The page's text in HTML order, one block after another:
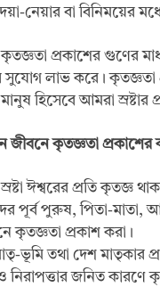
নেয়ার বা বিনিময়ের
কৃতজ্ঞতা প্রকাশের গুণের
লাভ করে। কৃতজ্ঞতা
মানুষ হিসেবে আমরা
জীবনে কৃতজ্ঞতা
ঈশ্বরের প্রতি কৃতজ্ঞ
পূর্ব পুরুষ, পিতা-মাতা,
কৃতজ্ঞতা প্রকাশ করা।
ভূমি তথা দেশ মাতৃকার
ও নিরাপত্তার জনিত কারণে